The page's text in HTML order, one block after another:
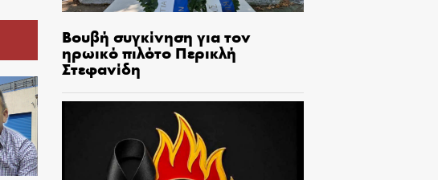
Βουβή συγκίνηση για τον
ηρωικό πιλότο Περικλή
Στεφανίδη